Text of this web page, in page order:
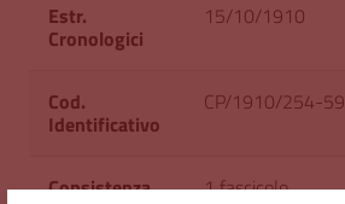
Estr.
Cronologici
15/10/1910
Cod.
Identificativo
CP/1910/254-59
Consistenza 1 fascicolo